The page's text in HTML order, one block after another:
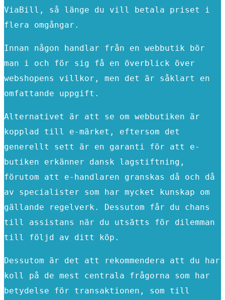
ViaBill, så länge du vill betala priset i
flera omgångar.
Innan någon handlar från en webbutik bör
man i och för sig få en överblick över
webshopens villkor, men det är såklart en
omfattande uppgift.
Alternativet är att se om webbutiken är
kopplad till e-märket, eftersom det
generellt sett är en garanti för att e-
butiken erkänner dansk lagstiftning,
förutom att e-handlaren granskas då och då
av specialister som har mycket kunskap om
gällande regelverk. Dessutom får du chans
till assistans när du utsätts för dilemman
till följd av ditt köp.
Dessutom är det att rekommendera att du har
koll på de mest centrala frågorna som har
betydelse för transaktionen, som till